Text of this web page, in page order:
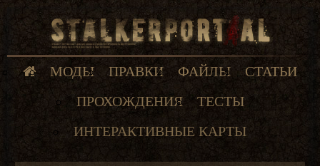
МОДЫ ПРАВКИ ФАЙЛЫ
СТАТЬИ
ПРОХОЖДЕНИЯ
ТЕСТЫ
ИНТЕРАКТИВНЫЕ КАРТЫ